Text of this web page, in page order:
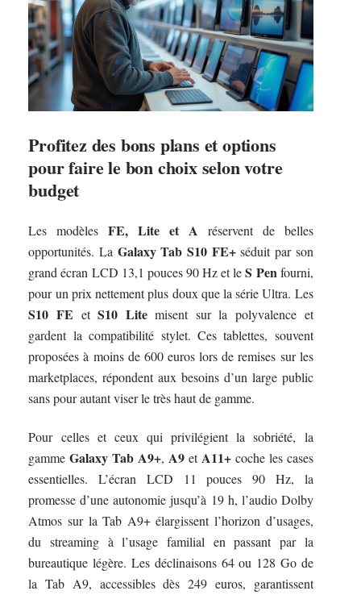
Profitez des bons plans et options
pour faire le bon choix selon votre
budget
Les modèlesFE, Lite et A réservent de belles
opportunités. La Galaxy Tab S10 FE+séduit par son
grand écran LCD 13,1 pouces 90 Hz et leS Pen fourni,
pour un prix nettement plus doux que la série Ultra. Les
S10 FE etS10 Litemisent sur la polyvalence et
gardent la compatibilité stylet. Ces tablettes, souvent
proposées à moins de 600 euros lors de remises sur les
marketplaces, répondent aux besoins d’un large public
sans pour autant viser le très haut de gamme.
Pour celles et ceux qui privilégient la sobriété, la
gammeGalaxy Tab A9+,A9 etA11+coche les cases
essentielles. L’écran LCD 11 pouces 90 Hz, la
promesse d’une autonomie jusqu’à 19 h, l’audio Dolby
Atmos sur la Tab A9+ élargissent l’horizon d’usages,
du streaming à l’usage familial en passant par la
bureautique légère. Les déclinaisons 64 ou 128 Go de
la Tab A9, accessibles dès 249 euros, garantissent